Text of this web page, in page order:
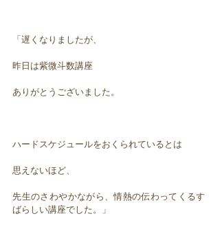
「遅くなりましたが、
昨日は紫微斗数講座
ありがとうございました。
ハードスケジュールをおくられているとは
思えないほど、
先生のさわやかながら、情熱の伝わってくるす
ばらしい講座でした。」